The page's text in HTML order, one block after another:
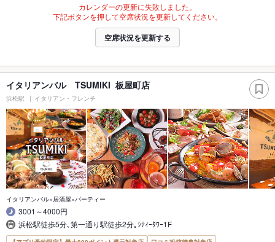
カレンダーの更新に失敗しました。
下記ボタンを押して空席状況を更新してください。
空席状況を更新する
イタリアンバル TSUMIKI 板屋町店
浜松駅 イタリアン・フレンチ
イタリアンバル×居酒屋×パーティー
3001～4000円
浜松駅徒歩5分､第一通り駅徒歩2分｡ｼﾃｨｰﾀﾜｰ1F